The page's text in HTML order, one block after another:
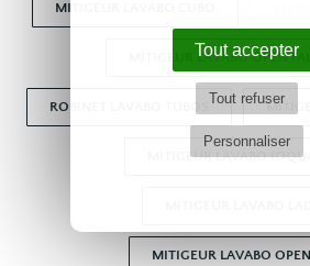
Tout accepter
Tout refuser
Personnaliser
MITIGEUR LAVABO CUBO
MITIGEUR LAVABO OPEN
ROBINET LAVABO TUBOS
MITIGEUR LAVABO
MITIGEUR LAVABO